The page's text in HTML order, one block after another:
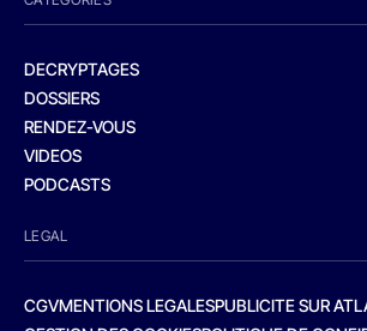
DECRYPTAGES
DOSSIERS
RENDEZ-VOUS
VIDEOS
PODCASTS
LEGAL
CGVMENTIONS LEGALESPUBLICITE SUR